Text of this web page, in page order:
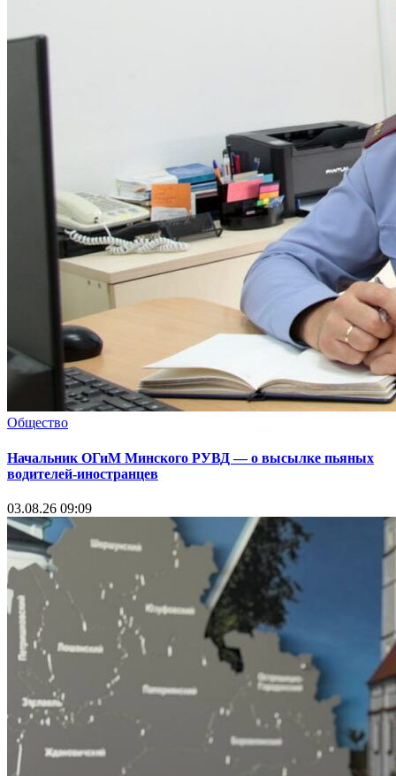
Общество
Начальник ОГиМ Минского РУВД — о высылке пьяных
водителей-иностранцев
03.08.26 09:09